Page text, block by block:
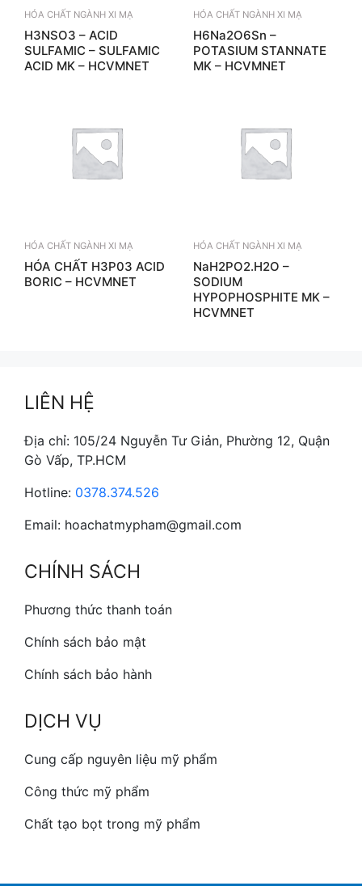
HÓA CHẤT NGÀNH XI MẠ
H3NSO3 – ACID
SULFAMIC – SULFAMIC
ACID MK – HCVMNET
HÓA CHẤT NGÀNH XI MẠ
H6Na2O6Sn –
POTASIUM STANNATE
MK – HCVMNET
HÓA CHẤT NGÀNH XI MẠ
HÓA CHẤT H3P03 ACID
BORIC – HCVMNET
HÓA CHẤT NGÀNH XI MẠ
NaH2PO2.H2O –
SODIUM
HYPOPHOSPHITE MK –
HCVMNET
LIÊN HỆ
Địa chỉ: 105/24 Nguyễn Tư Giản, Phường 12, Quận
Gò Vấp, TP.HCM
Hotline: 0378.374.526
Email: hoachatmypham@gmail.com
CHÍNH SÁCH
Phương thức thanh toán
Chính sách bảo mật
Chính sách bảo hành
DỊCH VỤ
Cung cấp nguyên liệu mỹ phẩm
Công thức mỹ phẩm
Chất tạo bọt trong mỹ phẩm